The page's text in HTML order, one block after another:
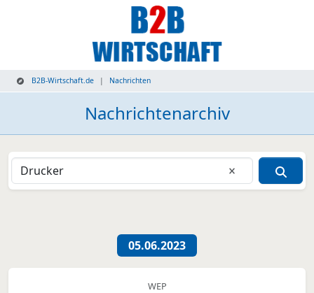
B2B-Wirtschaft.de Nachrichten
Nachrichtenarchiv
Eingabe
05.06.2023
WEP